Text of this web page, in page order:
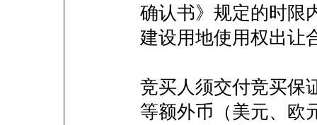
确认书》规定的时限
建设用地使用权出让
竞买人须交付竞买保
等额外币（美元、欧